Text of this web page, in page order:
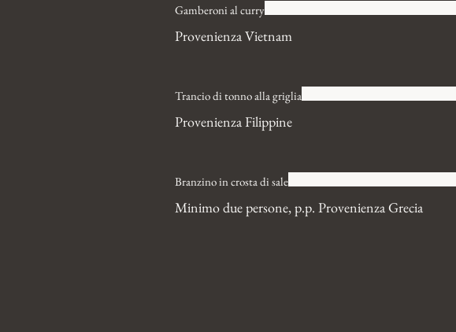
Gamberoni al curry
Provenienza Vietnam
Trancio di tonno alla griglia
Provenienza Filippine
Branzino in crosta di sale
Minimo due persone, p.p. Provenienza Grecia